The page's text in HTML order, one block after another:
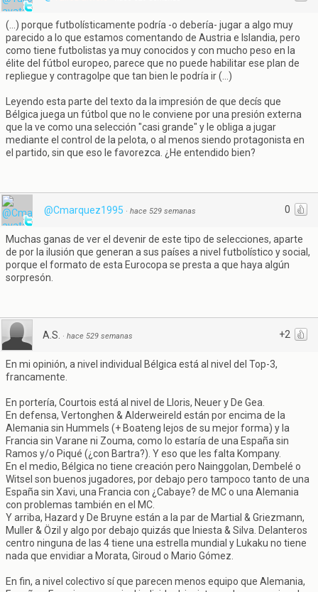
(...) porque futbolísticamente podría -o debería- jugar a algo muy
parecido a lo que estamos comentando de Austria e Islandia, pero
como tiene futbolistas ya muy conocidos y con mucho peso en la
élite del fútbol europeo, parece que no puede habilitar ese plan de
repliegue y contragolpe que tan bien le podría ir (...)
Leyendo esta parte del texto da la impresión de que decís que
Bélgica juega un fútbol que no le conviene por una presión externa
que la ve como una selección "casi grande" y le obliga a jugar
mediante el control de la pelota, o al menos siendo protagonista en
el partido, sin que eso le favorezca. ¿He entendido bien?
0
@Cmarquez1995 · hace 529 semanas
Muchas ganas de ver el devenir de este tipo de selecciones, aparte
de por la ilusión que generan a sus países a nivel futbolístico y social,
porque el formato de esta Eurocopa se presta a que haya algún
sorpresón.
+2
A.S. · hace 529 semanas
En mi opinión, a nivel individual Bélgica está al nivel del Top-3,
francamente.
En portería, Courtois está al nivel de Lloris, Neuer y De Gea.
En defensa, Vertonghen & Alderweireld están por encima de la
Alemania sin Hummels (+ Boateng lejos de su mejor forma) y la
Francia sin Varane ni Zouma, como lo estaría de una España sin
Ramos y/o Piqué (¿con Bartra?). Y eso que les falta Kompany.
En el medio, Bélgica no tiene creación pero Nainggolan, Dembelé o
Witsel son buenos jugadores, por debajo pero tampoco tanto de una
España sin Xavi, una Francia con ¿Cabaye? de MC o una Alemania
con problemas también en el MC.
Y arriba, Hazard y De Bruyne están a la par de Martial & Griezmann,
Muller & Özil y algo por debajo quizás que Iniesta & Silva. Delanteros
centro ninguna de las 4 tiene una estrella mundial y Lukaku no tiene
nada que envidiar a Morata, Giroud o Mario Gómez.
En fin, a nivel colectivo sí que parecen menos equipo que Alemania,